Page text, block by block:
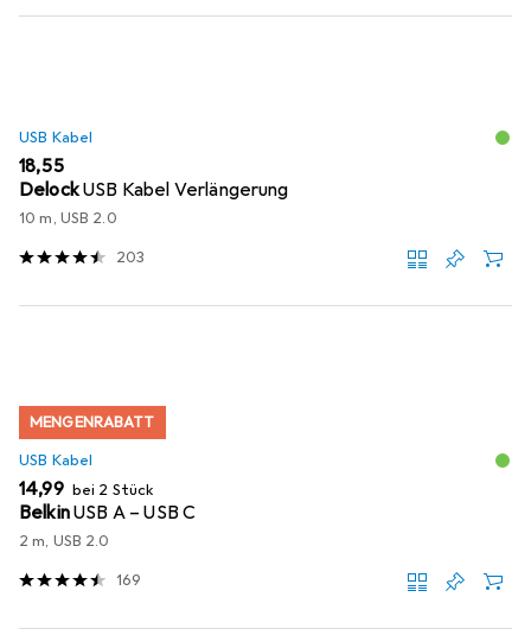
USB Kabel
EUR
18,55
DelockUSB Kabel Verlängerung
10 m, USB 2.0
203
MENGENRABATT
USB Kabel
EUR
14,99 bei 2 Stück
BelkinUSB A – USB C
2 m, USB 2.0
169